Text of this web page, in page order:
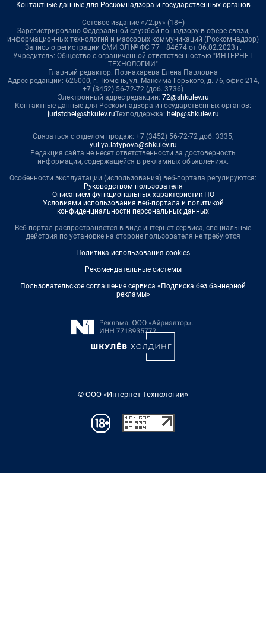
Контактные данные для Роскомнадзора и государственных органов
Сетевое издание «72.ру» (18+)
Зарегистрировано Федеральной службой по надзору в сфере связи,
информационных технологий и массовых коммуникаций (Роскомнадзор)
Запись о регистрации СМИ ЭЛ № ФС 77– 84674 от 06.02.2023 г.
Учредитель: Общество с ограниченной ответственностью "ИНТЕРНЕТ
ТЕХНОЛОГИИ"
Главный редактор: Познахарева Елена Павловна
Адрес редакции: 625000, г. Тюмень, ул. Максима Горького, д. 76, офис 214,
+7 (3452) 56-72-72 (доб. 3736)
Электронный адрес редакции: 72@shkulev.ru
Контактные данные для Роскомнадзора и государственных органов:
juristchel@shkulev.ruТехподдержка: help@shkulev.ru
Связаться с отделом продаж: +7 (3452) 56-72-72 доб. 3335,
yuliya.latypova@shkulev.ru
Редакция сайта не несет ответственности за достоверность
информации, содержащейся в рекламных объявлениях.
Особенности эксплуатации (использования) веб-портала регулируются:
Руководством пользователя
Описанием функциональных характеристик ПО
Условиями использования веб-портала и политикой
конфиденциальности персональных данных
Веб-портал распространяется в виде интернет-сервиса, специальные
действия по установке на стороне пользователя не требуются
Политика использования cookies
Рекомендательные системы
Пользовательское соглашение сервиса «Подписка без баннерной
рекламы»
© ООО «Интернет Технологии»